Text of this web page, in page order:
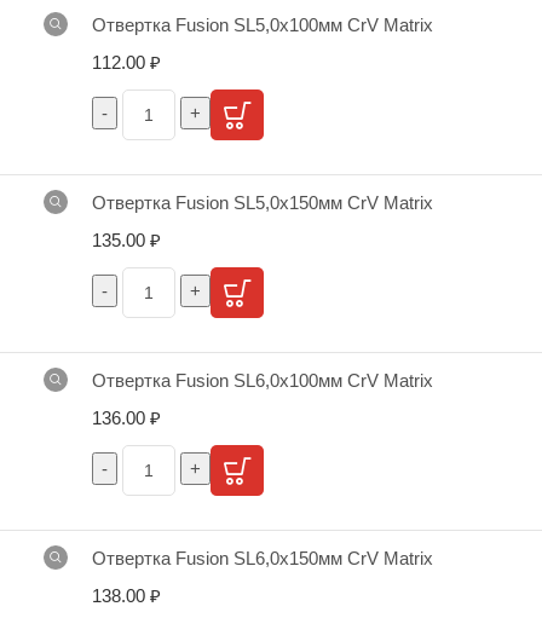
Отвертка Fusion SL5,0х100мм CrV Matrix
112.00 ₽
Отвертка Fusion SL5,0х150мм CrV Matrix
135.00 ₽
Отвертка Fusion SL6,0х100мм CrV Matrix
136.00 ₽
Отвертка Fusion SL6,0х150мм CrV Matrix
138.00 ₽